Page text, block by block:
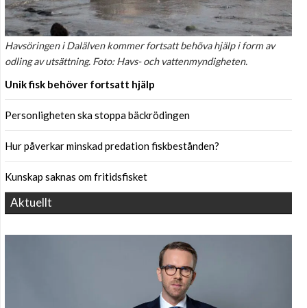
Havsöringen i Dalälven kommer fortsatt behöva hjälp i form av
odling av utsättning. Foto: Havs- och vattenmyndigheten.
Unik fisk behöver fortsatt hjälp
Personligheten ska stoppa bäckrödingen
Hur påverkar minskad predation fiskbestånden?
Kunskap saknas om fritidsfisket
Aktuellt